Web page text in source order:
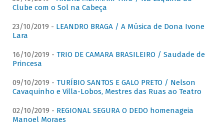
Clube com o Sol na Cabeça
23/10/2019 - LEANDRO BRAGA / A Música de Dona Ivone
Lara
16/10/2019 - TRIO DE CAMARA BRASILEIRO / Saudade de
Princesa
09/10/2019 - TURÍBIO SANTOS E GALO PRETO / Nelson
Cavaquinho e Villa-Lobos, Mestres das Ruas ao Teatro
02/10/2019 - REGIONAL SEGURA O DEDO homenageia
Manoel Moraes